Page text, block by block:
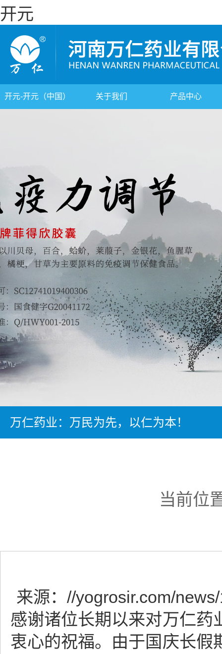
开元
开元-开元（中国） 关于我们 产品中心
万仁药业：万民为先，以仁为本！
当前位
来源： //yogrosir.com/
感谢诸位长期以来对万仁药
衷心的祝福。由于国庆长假